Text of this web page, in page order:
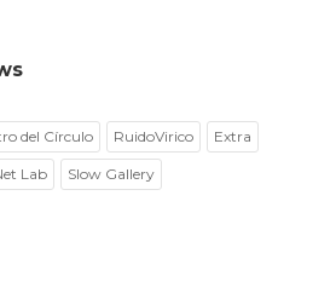
del Círculo RuidoVirico Extra
Lab Slow Gallery